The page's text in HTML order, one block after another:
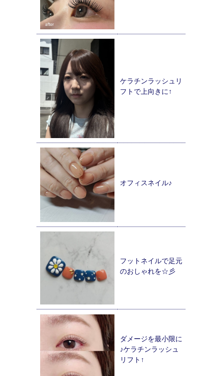
ケラチンラッシュリ
フトで上向きに↑
オフィスネイル♪
フットネイルで足元
のおしゃれを☆彡
ダメージを最小限に
♪ケラチンラッシュ
リフト↑